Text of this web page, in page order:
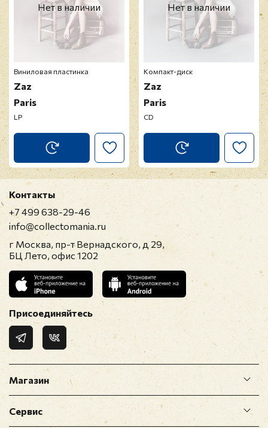
Нет в наличии
Виниловая пластинка
Zaz
Paris
LP
Нет в наличии
Компакт-диск
Zaz
Paris
CD
Магазин
Сервис
Контакты
+7 499 638-29-46
info@collectomania.ru
г Москва, пр-т Вернадского, д 29,
БЦ Лето, офис 1202
Присоединяйтесь